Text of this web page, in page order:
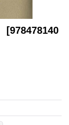
[978478140